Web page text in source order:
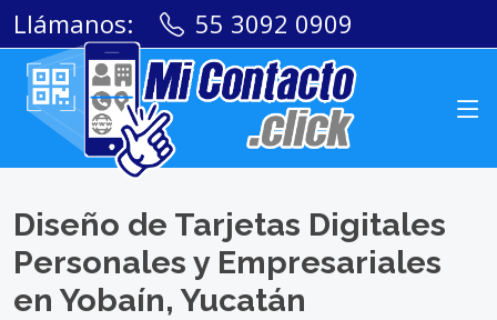
Llámanos: 55 3092 0909
Diseño de Tarjetas Digitales
Personales y Empresariales
en Yobaín, Yucatán